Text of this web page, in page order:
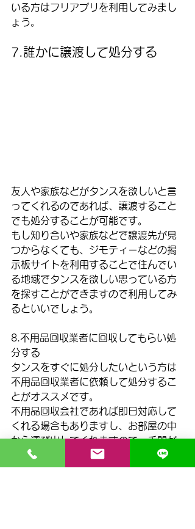
いる方はフリアプリを利用してみまし
ょう。
7.誰かに譲渡して処分する
友人や家族などがタンスを欲しいと言
ってくれるのであれば、譲渡すること
でも処分することが可能です。
もし知り合いや家族などで譲渡先が見
つからなくても、ジモティーなどの掲
示板サイトを利用することで住んでい
る地域でタンスを欲しい思っている方
を探すことができますので利用してみ
るといいでしょう。
8.不用品回収業者に回収してもらい処
分する
タンスをすぐに処分したいという方は
不用品回収業者に依頼して処分するこ
とがオススメです。
不用品回収会社であれば即日対応して
くれる場合もありますし、お部屋の中
から運び出してくれますので、手間が
かからず迅速にタンスを処分すること
ができます。